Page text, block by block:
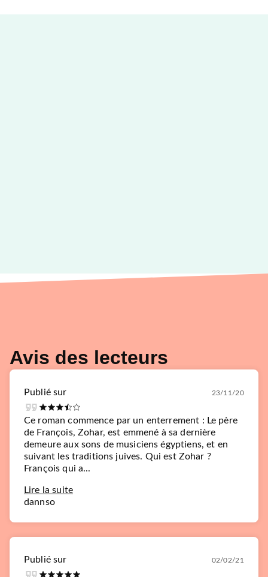
Avis des lecteurs
Publié sur 23/11/20
Ce roman commence par un enterrement : Le père
de François, Zohar, est emmené à sa dernière
demeure aux sons de musiciens égyptiens, et en
suivant les traditions juives. Qui est Zohar ?
François qui a...
Lire la suite
dannso
Publié sur 02/02/21